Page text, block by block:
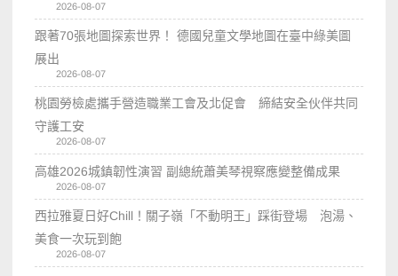
2026-08-07
跟著70張地圖探索世界！ 德國兒童文學地圖在臺中綠美圖
展出
2026-08-07
桃園勞檢處攜手營造職業工會及北促會 締結安全伙伴共同
守護工安
2026-08-07
高雄2026城鎮韌性演習 副總統蕭美琴視察應變整備成果
2026-08-07
西拉雅夏日好Chill！關子嶺「不動明王」踩街登場 泡湯、
美食一次玩到飽
2026-08-07